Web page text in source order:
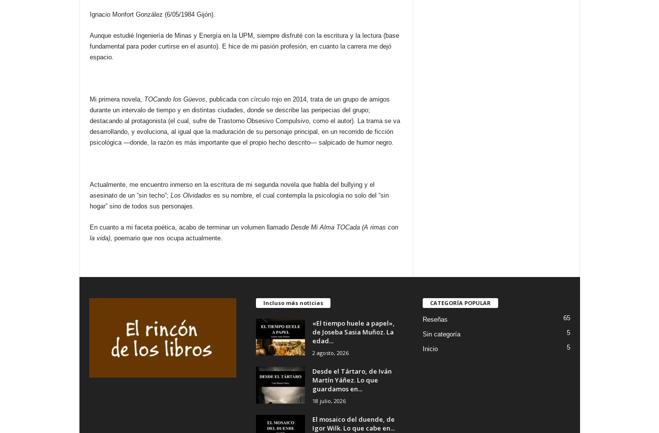
Ignacio Monfort González (6/05/1984 Gijón).
Aunque estudié Ingeniería de Minas y Energía en la UPM, siempre disfruté con la escritura y la lectura (base
fundamental para poder curtirse en el asunto). E hice de mi pasión profesión, en cuanto la carrera me dejó
espacio.
Mi primera novela, TOCando los Güevos, publicada con círculo rojo en 2014, trata de un grupo de amigos
durante un intervalo de tiempo y en distintas ciudades, donde se describe las peripecias del grupo;
destacando al protagonista (el cual, sufre de Trastorno Obsesivo Compulsivo, como el autor). La trama se va
desarrollando, y evoluciona, al igual que la maduración de su personaje principal, en un recorrido de ficción
psicológica —donde, la razón es más importante que el propio hecho descrito— salpicado de humor negro.
Actualmente, me encuentro inmerso en la escritura de mi segunda novela que habla del bullying y el
asesinato de un “sin techo”; Los Olvidados es su nombre, el cual contempla la psicología no solo del “sin
hogar” sino de todos sus personajes.
En cuanto a mi faceta poética, acabo de terminar un volumen llamado Desde Mi Alma TOCada (A rimas con
la vida), poemario que nos ocupa actualmente.
Incluso más noticias
«El tiempo huele a papel»,
de Joseba Sasia Muñoz. La
edad...
2 agosto, 2026
Desde el Tártaro, de Iván
Martín Yáñez. Lo que
guardamos en...
18 julio, 2026
El mosaico del duende, de
Igor Wilk. Lo que cabe en...
CATEGORÍA POPULAR
Reseñas 65
Sin categoría 5
Inicio 5